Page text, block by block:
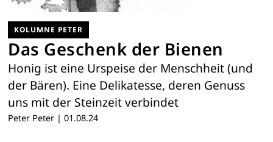
KOLUMNE PETER
Das Geschenk der Bienen
Honig ist eine Urspeise der Menschheit (und
der Bären). Eine Delikatesse, deren Genuss
uns mit der Steinzeit verbindet
Peter Peter | 01.08.24